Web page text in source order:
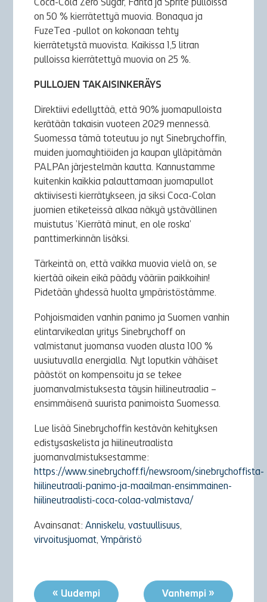
Coca-Cola Zero Sugar, Fanta ja Sprite pulloissa
on 50 % kierrätettyä muovia. Bonaqua ja
FuzeTea -pullot on kokonaan tehty
kierrätetystä muovista. Kaikissa 1,5 litran
pulloissa kierrätettyä muovia on 25 %.
PULLOJEN TAKAISINKERÄYS
Direktiivi edellyttää, että 90% juomapulloista
kerätään takaisin vuoteen 2029 mennessä.
Suomessa tämä toteutuu jo nyt Sinebrychoffin,
muiden juomayhtiöiden ja kaupan ylläpitämän
PALPAn järjestelmän kautta. Kannustamme
kuitenkin kaikkia palauttamaan juomapullot
aktiivisesti kierrätykseen, ja siksi Coca-Colan
juomien etiketeissä alkaa näkyä ystävällinen
muistutus ’Kierrätä minut, en ole roska’
panttimerkinnän lisäksi.
Tärkeintä on, että vaikka muovia vielä on, se
kiertää oikein eikä päädy vääriin paikkoihin!
Pidetään yhdessä huolta ympäristöstämme.
Pohjoismaiden vanhin panimo ja Suomen vanhin
elintarvikealan yritys Sinebrychoff on
valmistanut juomansa vuoden alusta 100 %
uusiutuvalla energialla. Nyt loputkin vähäiset
päästöt on kompensoitu ja se tekee
juomanvalmistuksesta täysin hiilineutraalia –
ensimmäisenä suurista panimoista Suomessa.
Lue lisää Sinebrychoffin kestävän kehityksen
edistysaskelista ja hiilineutraalista
juomanvalmistuksestamme:
https://www.sinebrychoff.fi/newsroom/sinebrychoffista-
hiilineutraali-panimo-ja-maailman-ensimmainen-
hiilineutraalisti-coca-colaa-valmistava/
Avainsanat:Anniskelu,vastuullisuus,
virvoitusjuomat, Ympäristö
Vanhempi »
« Uudempi